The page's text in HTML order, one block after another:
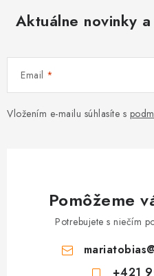
Aktuálne novinky
Email
Vložením e-mailu súhlasíte s
Pomôžeme
Potrebujete s niečím
mariatobias
+421